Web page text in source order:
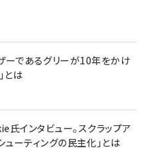
ーであるグリーが10年をかけ
とは
インタビュー。スクラップア
ューティングの民主化」とは